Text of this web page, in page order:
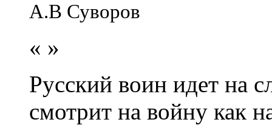
А.В Суворов
« »
Русский воин идет на
смотрит на войну как